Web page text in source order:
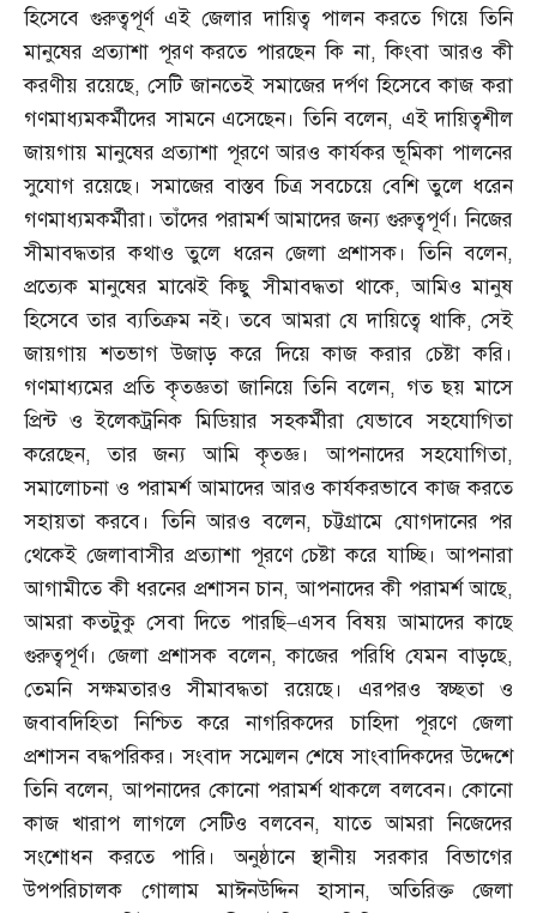
হিসেবে গুরুত্বপূর্ণ এই জেলার দায়িত্ব পালন করতে গিয়ে তিনি
মানুষের প্রত্যাশা পূরণ করতে পারছেন কি না,কিংবা আরও কী
করণীয় রয়েছে,সেটি জানতেই সমাজের দর্পণ হিসেবে কাজ করা
গণমাধ্যমকর্মীদের সামনে এসেছেন। তিনি বলেন, এই দায়িত্বশীল
জায়গায় মানুষের প্রত্যাশা পূরণে আরও কার্যকর ভূমিকা পালনের
সুযোগ রয়েছে। সমাজের বাস্তব চিত্র সবচেয়ে বেশি তুলে ধরেন
গণমাধ্যমকর্মীরা। তাঁদের পরামর্শ আমাদের জন্য গুরুত্বপূর্ণ। নিজের
সীমাবদ্ধতার কথাও তুলে ধরেন জেলা প্রশাসক। তিনি বলেন,
প্রত্যেক মানুষের মাঝেই কিছু সীমাবদ্ধতা থাকে,আমিও মানুষ
হিসেবে তার ব্যতিক্রম নই। তবে আমরা যে দায়িত্বে থাকি,সেই
জায়গায় শতভাগ উজাড় করে দিয়ে কাজ করার চেষ্টা করি।
গণমাধ্যমের প্রতি কৃতজ্ঞতা জানিয়ে তিনি বলেন, গত ছয় মাসে
প্রিন্ট ও ইলেকট্রনিক মিডিয়ার সহকর্মীরা যেভাবে সহযোগিতা
করেছেন,তার জন্য আমি কৃতজ্ঞ। আপনাদের সহযোগিতা,
সমালোচনা ও পরামর্শ আমাদের আরও কার্যকরভাবে কাজ করতে
সহায়তা করবে। তিনি আরও বলেন,চট্টগ্রামে যোগদানের পর
থেকেই জেলাবাসীর প্রত্যাশা পূরণে চেষ্টা করে যাচ্ছি। আপনারা
আগামীতে কী ধরনের প্রশাসন চান,আপনাদের কী পরামর্শ আছে,
আমরা কতটুকু সেবা দিতে পারছি–এসব বিষয় আমাদের কাছে
গুরুত্বপূর্ণ। জেলা প্রশাসক বলেন,কাজের পরিধি যেমন বাড়ছে,
তেমনি সক্ষমতারও সীমাবদ্ধতা রয়েছে। এরপরও স্বচ্ছতা ও
জবাবদিহিতা নিশ্চিত করে নাগরিকদের চাহিদা পূরণে জেলা
প্রশাসন বদ্ধপরিকর। সংবাদ সম্মেলন শেষে সাংবাদিকদের উদ্দেশে
তিনি বলেন,আপনাদের কোনো পরামর্শ থাকলে বলবেন। কোনো
কাজ খারাপ লাগলে সেটিও বলবেন,যাতে আমরা নিজেদের
সংশোধন করতে পারি। অনুষ্ঠানে স্থানীয় সরকার বিভাগের
উপপরিচালক গোলাম মাঈনউদ্দিন হাসান,অতিরিক্ত জেলা